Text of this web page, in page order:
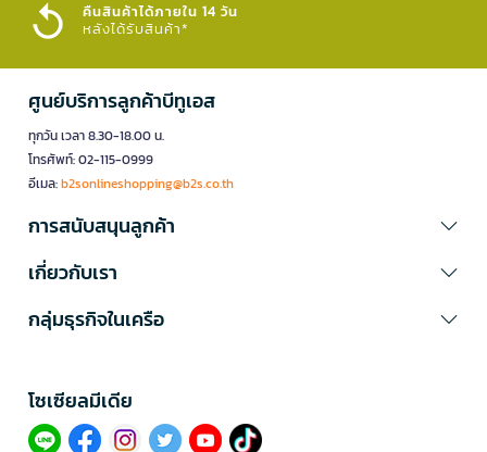
คืนสินค้าได้ภายใน 14 วัน
หลังได้รับสินค้า*
ศูนย์บริการลูกค้าบีทูเอส
ทุกวัน เวลา 8.30-18.00 น.
โทรศัพท์: 02-115-0999
อีเมล:b2sonlineshopping@b2s.co.th
การสนับสนุนลูกค้า
เกี่ยวกับเรา
กลุ่มธุรกิจในเครือ
โซเซียลมีเดีย​